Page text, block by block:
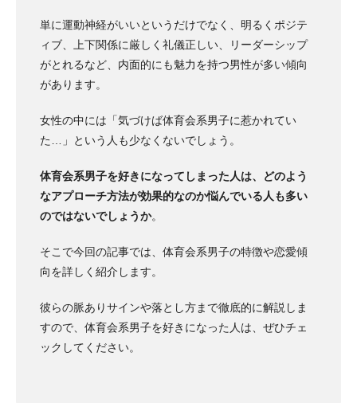
単に運動神経がいいというだけでなく、明るくポジテ
ィブ、上下関係に厳しく礼儀正しい、リーダーシップ
がとれるなど、内面的にも魅力を持つ男性が多い傾向
があります。
女性の中には「気づけば体育会系男子に惹かれてい
た…」という人も少なくないでしょう。
体育会系男子を好きになってしまった人は、どのよう
なアプローチ方法が効果的なのか悩んでいる人も多い
のではないでしょうか。
そこで今回の記事では、体育会系男子の特徴や恋愛傾
向を詳しく紹介します。
彼らの脈ありサインや落とし方まで徹底的に解説しま
すので、体育会系男子を好きになった人は、ぜひチェ
ックしてください。